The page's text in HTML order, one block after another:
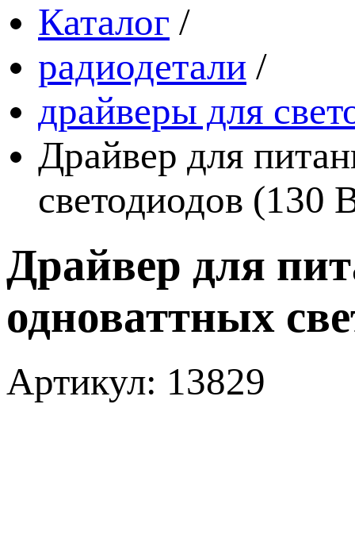
Каталог /
радиодетали /
драйверы для
Драйвер для
светодиодов (130
Драйвер для
одноваттных
Артикул: 13829